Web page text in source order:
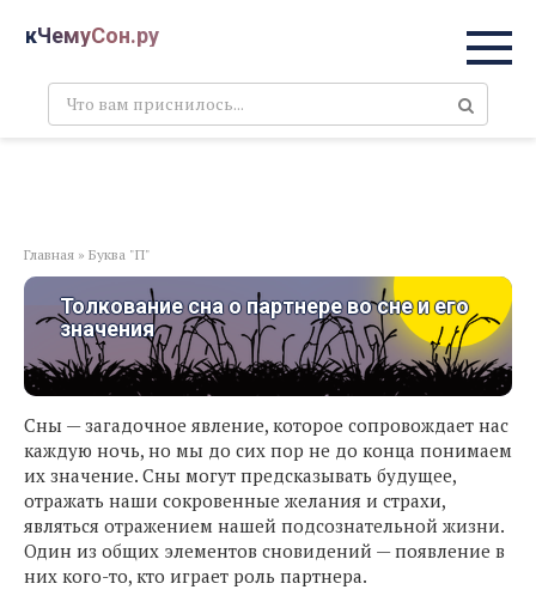
кЧемуСон.ру
Поиск:
Главная » Буква "П"
Толкование сна о партнере во сне и его
значения
Сны — загадочное явление, которое сопровождает нас
каждую ночь, но мы до сих пор не до конца понимаем
их значение. Сны могут предсказывать будущее,
отражать наши сокровенные желания и страхи,
являться отражением нашей подсознательной жизни.
Один из общих элементов сновидений — появление в
них кого-то, кто играет роль партнера.